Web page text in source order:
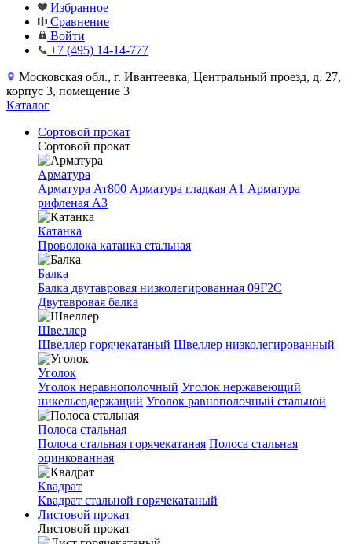
Избранное
Сравнение
Войти
+7 (495) 14-14-777
Московская обл., г. Ивантеевка, Центральный проезд, д. 27,
корпус 3, помещение 3
Каталог
Сортовой прокат
Сортовой прокат
Арматура
Арматура Ат800 Арматура гладкая A1 Арматура
рифленая A3
Катанка
Проволока катанка стальная
Балка
Балка двутавровая низколегированная 09Г2С
Двутавровая балка
Швеллер
Швеллер горячекатаный Швеллер низколегированный
Уголок
Уголок неравнополочный Уголок нержавеющий
никельсодержащий Уголок равнополочный стальной
Полоса стальная
Полоса стальная горячекатаная Полоса стальная
оцинкованная
Квадрат
Квадрат стальной горячекатаный
Листовой прокат
Листовой прокат